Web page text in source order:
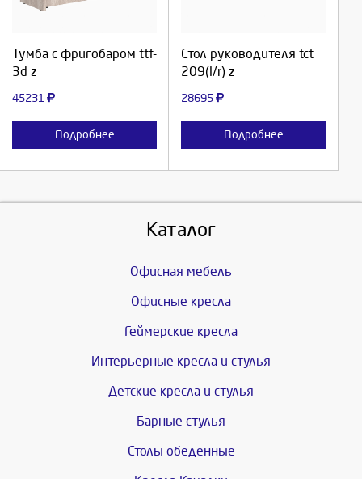
Тумба с фригобаром ttf-
3d z
45231
Подробнее
Стол руководителя tct
209(l/r) z
28695
Подробнее
Отмена
Каталог
Офисная мебель
Офисные кресла
Геймерские кресла
Интерьерные кресла и стулья
Детские кресла и стулья
Барные стулья
Столы обеденные